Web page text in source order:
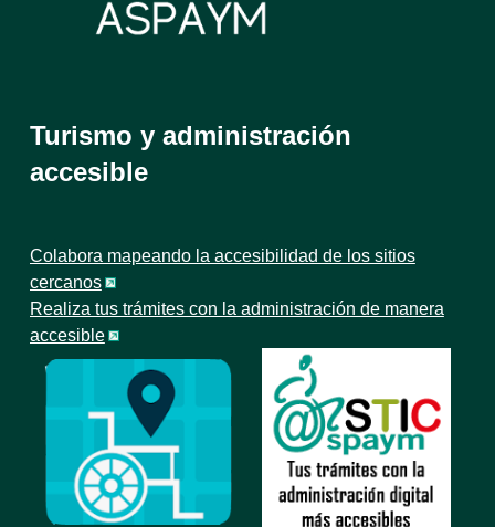
Turismo y administración
accesible
Colabora mapeando la accesibilidad de los sitios
cercanos
Realiza tus trámites con la administración de manera
accesible